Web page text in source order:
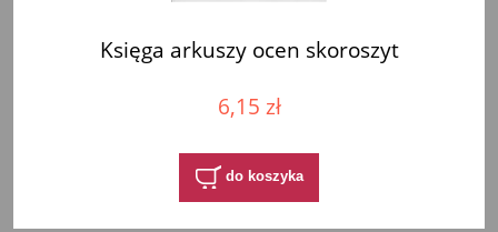
Księga arkuszy ocen skoroszyt
6,15 zł
do koszyka